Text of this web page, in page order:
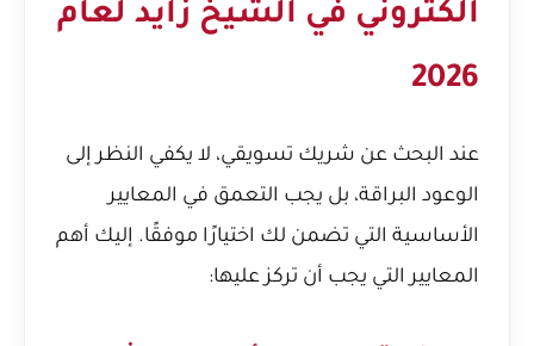
الكتروني في الشيخ زايد لعام
2026
عند البحث عن شريك تسويقي، لا يكفي النظر إلى
الوعود البراقة، بل يجب التعمق في المعايير
الأساسية التي تضمن لك اختيارًا موفقًا. إليك أهم
المعايير التي يجب أن تركز عليها: